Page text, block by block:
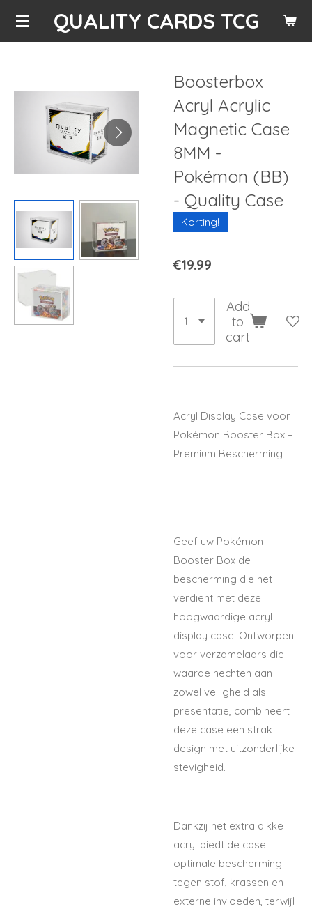
Skip
QUALITY CARDS TCG
Boosterbox
Acryl Acrylic
Magnetic Case
8MM -
Pokémon (BB)
- Quality Case
Korting!
€19.99
Add
to
cart
Acryl Display Case voor
Pokémon Booster Box –
Premium Bescherming
Geef uw Pokémon
Booster Box de
bescherming die het
verdient met deze
hoogwaardige acryl
display case. Ontworpen
voor verzamelaars die
waarde hechten aan
zowel veiligheid als
presentatie, combineert
deze case een strak
design met uitzonderlijke
stevigheid.
Dankzij het extra dikke
acryl biedt de case
optimale bescherming
tegen stof, krassen en
externe invloeden, terwijl